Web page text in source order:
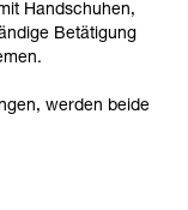
Handschuhen,
Betätigung
werden beide